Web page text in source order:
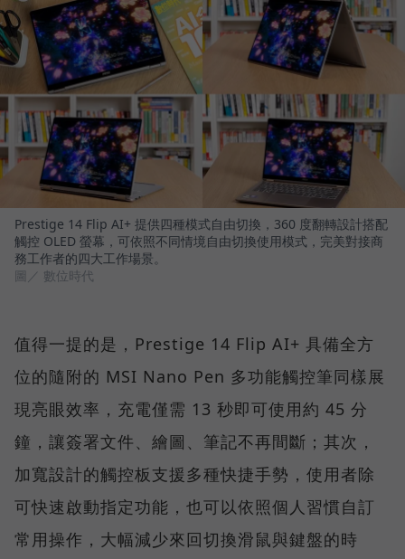
Prestige 14 Flip AI+ 提供四種模式自由切換，360 度翻轉設計搭配
觸控 OLED 螢幕，可依照不同情境自由切換使用模式，完美對接商
務工作者的四大工作場景。
圖／ 數位時代
值得一提的是，Prestige 14 Flip AI+ 具備全方
位的隨附的 MSI Nano Pen 多功能觸控筆同樣展
現亮眼效率，充電僅需 13 秒即可使用約 45 分
鐘，讓簽署文件、繪圖、筆記不再間斷；其次，
加寬設計的觸控板支援多種快捷手勢，使用者除
可快速啟動指定功能，也可以依照個人習慣自訂
常用操作，大幅減少來回切換滑鼠與鍵盤的時